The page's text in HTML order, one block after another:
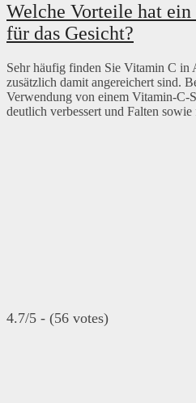
Welche Vorteile hat
für das Gesicht?
Sehr häufig finden Sie Vitamin C
zusätzlich damit angereichert sind.
Verwendung von einem Vitamin-C-
deutlich verbessert und Falten
4.7/5 - (56 votes)